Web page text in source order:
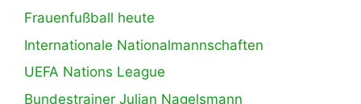
Frauenfußball heute
Internationale Nationalmannschaften
UEFA Nations League
Bundestrainer Julian Nagelsmann